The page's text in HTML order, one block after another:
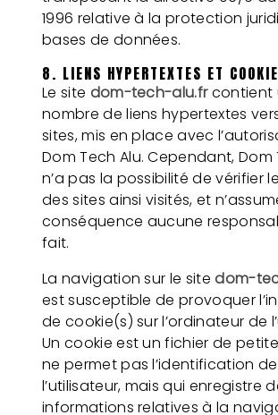
1996 relative à la protection
bases de données.
8. LIENS HYPERTEXTES ET
Le site dom-tech-alu.frcontient
nombre de liens hypertextes
sites, mis en place avec
Dom Tech Alu. Cependant, Dom
n’a pas la possibilité de vérifier
des sites ainsi visités, et
conséquence aucune
fait.
La navigation sur le site dom-
est susceptible de provoquer
de cookie(s) sur l’ordinateur de
Un cookie est un fichier de
ne permet pas l’identification de
l’utilisateur, mais qui enregistre
informations relatives à la